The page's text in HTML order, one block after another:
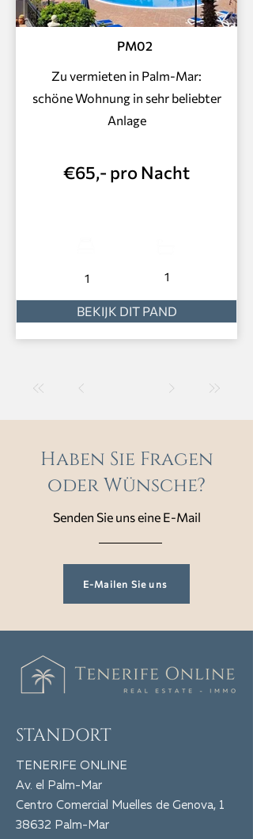
PM02
Zu vermieten in Palm-Mar:
schöne Wohnung in sehr beliebter
Anlage
€65,- pro Nacht
1 1
BEKIJK DIT PAND
Haben Sie Fragen
oder Wünsche?
Senden Sie uns eine E-Mail
E-Mailen Sie uns
STANDORT
TENERIFE ONLINE
Av. el Palm-Mar
Centro Comercial Muelles de Genova, 1
38632 Palm-Mar